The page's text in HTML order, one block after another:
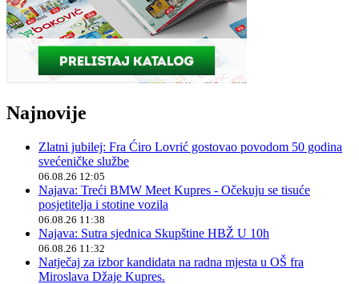
Najnovije
Zlatni jubilej: Fra Ćiro Lovrić gostovao povodom 50 godina
svećeničke službe
06.08.26 12:05
Najava: Treći BMW Meet Kupres - Očekuju se tisuće
posjetitelja i stotine vozila
06.08.26 11:38
Najava: Sutra sjednica Skupštine HBŽ U 10h
06.08.26 11:32
Natječaj za izbor kandidata na radna mjesta u OŠ fra
Miroslava Džaje Kupres.